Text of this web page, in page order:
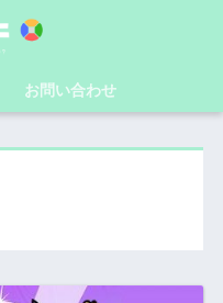
お問い合わせ